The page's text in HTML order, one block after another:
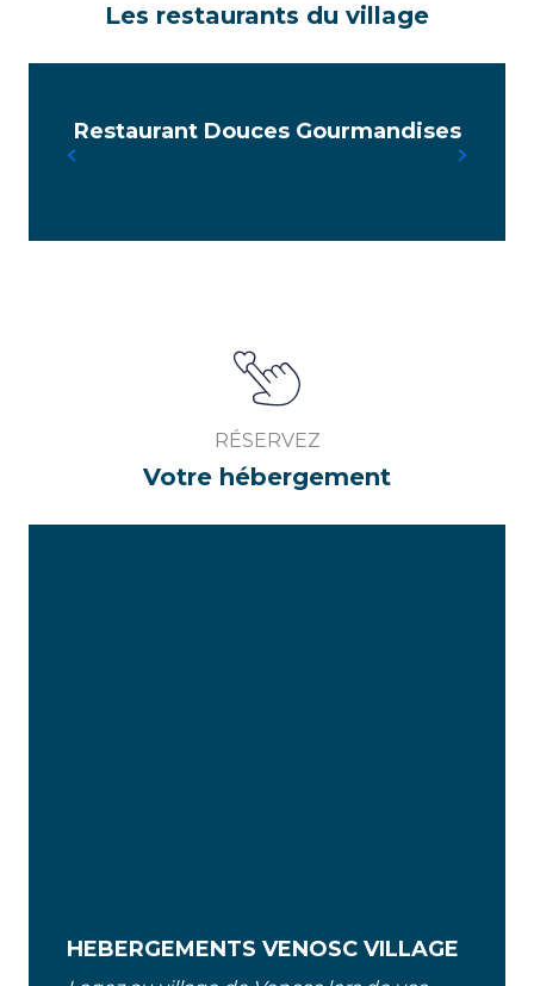
Les restaurants du village
Restaurant Douces Gourmandises
RÉSERVEZ
Votre hébergement
HEBERGEMENTS VENOSC VILLAGE